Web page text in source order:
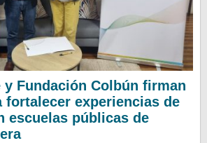
y Fundación Colbún firman
fortalecer experiencias de
escuelas públicas de